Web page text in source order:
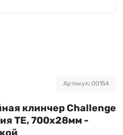
Артикул: 00154
клинчер Challenge
TE, 700х28мм -